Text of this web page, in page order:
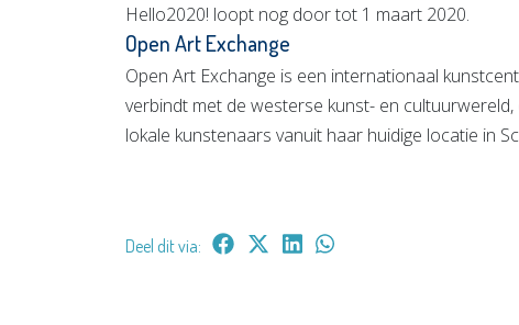
Hello2020! loopt nog door tot 1 maart 2020.
Open Art Exchange
Open Art Exchange is een internationaal
verbindt met de westerse kunst- en
lokale kunstenaars vanuit haar huidige locatie in
Deel dit via: